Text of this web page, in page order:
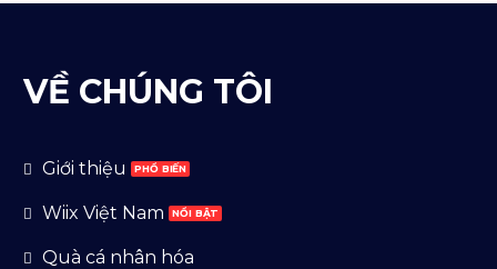
VỀ CHÚNG TÔI
Giới thiệu
Wiix Việt Nam
Quà cá nhân hóa